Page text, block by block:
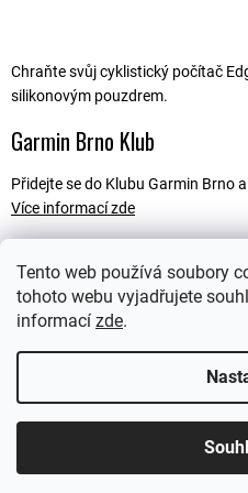
Tento web používá soubory
tohoto webu vyjadřujete
informací zde.
Chraňte svůj cyklistický počítač
silikonovým pouzdrem.
Garmin Brno Klub
Přidejte se do Klubu Garmin Brno
Více informací zde
Popis